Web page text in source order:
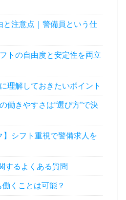
と注意点｜警備員という仕
トの自由度と安定性を両立
理解しておきたいポイント
働きやすさは“選び方”で決
】シフト重視で警備求人を
するよくある質問
くことは可能？